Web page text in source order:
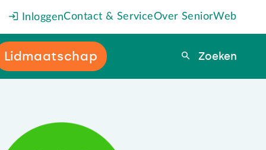
InloggenContact & ServiceOver SeniorWeb
Lidmaatschap Zoeken
Zoeken